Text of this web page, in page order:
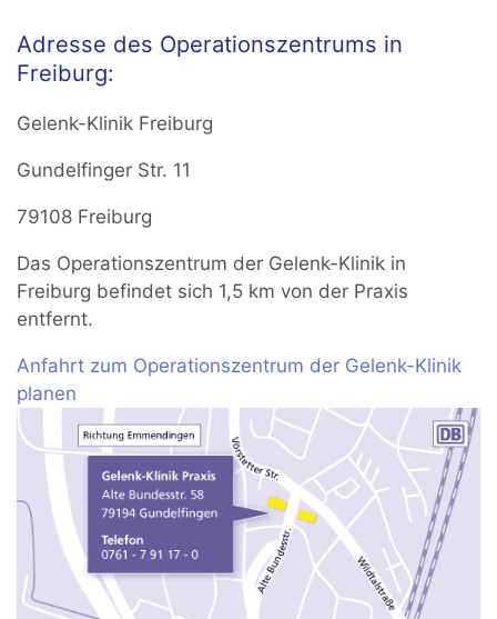
Adresse des Operationszentrums in
Freiburg:
Gelenk-Klinik Freiburg
Gundelfinger Str. 11
79108 Freiburg
Das Operationszentrum der Gelenk-Klinik in
Freiburg befindet sich 1,5 km von der Praxis
entfernt.
Anfahrt zum Operationszentrum der Gelenk-Klinik
planen